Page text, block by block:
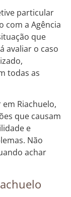
particular
com a Agência
que
avaliar o caso
todas as
Riachuelo,
que causam
e
Não
achar